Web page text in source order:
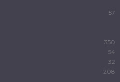
57
350
54
32
208